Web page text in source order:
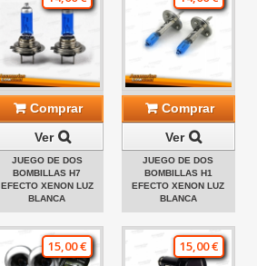
Comprar
Ver
JUEGO DE DOS
BOMBILLAS H7
EFECTO XENON LUZ
BLANCA
Comprar
Ver
JUEGO DE DOS
BOMBILLAS H1
EFECTO XENON LUZ
BLANCA
15,00 € 15,00 €